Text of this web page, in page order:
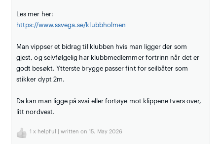
Les mer her:
https://www.ssvega.se/klubbholmen
Man vippser et bidrag til klubben hvis man ligger der som
gjest, og selvfølgelig har klubbmedlemmer fortrinn når det er
godt besøkt. Ytterste brygge passer fint for seilbåter som
stikker dypt 2m.
Da kan man ligge på svai eller fortøye mot klippene tvers over,
litt nordvest.
1 x helpful | written on 15. May 2026